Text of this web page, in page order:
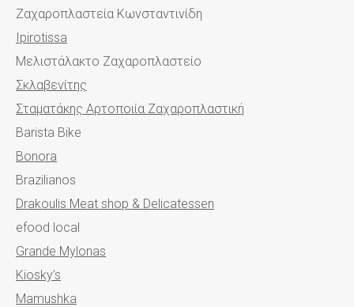
Ζαχαροπλαστεία Κωνσταντινίδη
Ipirotissa
Μελιστάλακτο Ζαχαροπλαστείο
Σκλαβενίτης
Σταματάκης Αρτοποιία Ζαχαροπλαστική
Barista Bike
Bonora
Brazilianos
Drakoulis Meat shop & Delicatessen
efood local
Grande Mylonas
Kiosky’s
Mamushka